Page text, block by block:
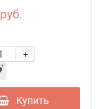
+
Купить